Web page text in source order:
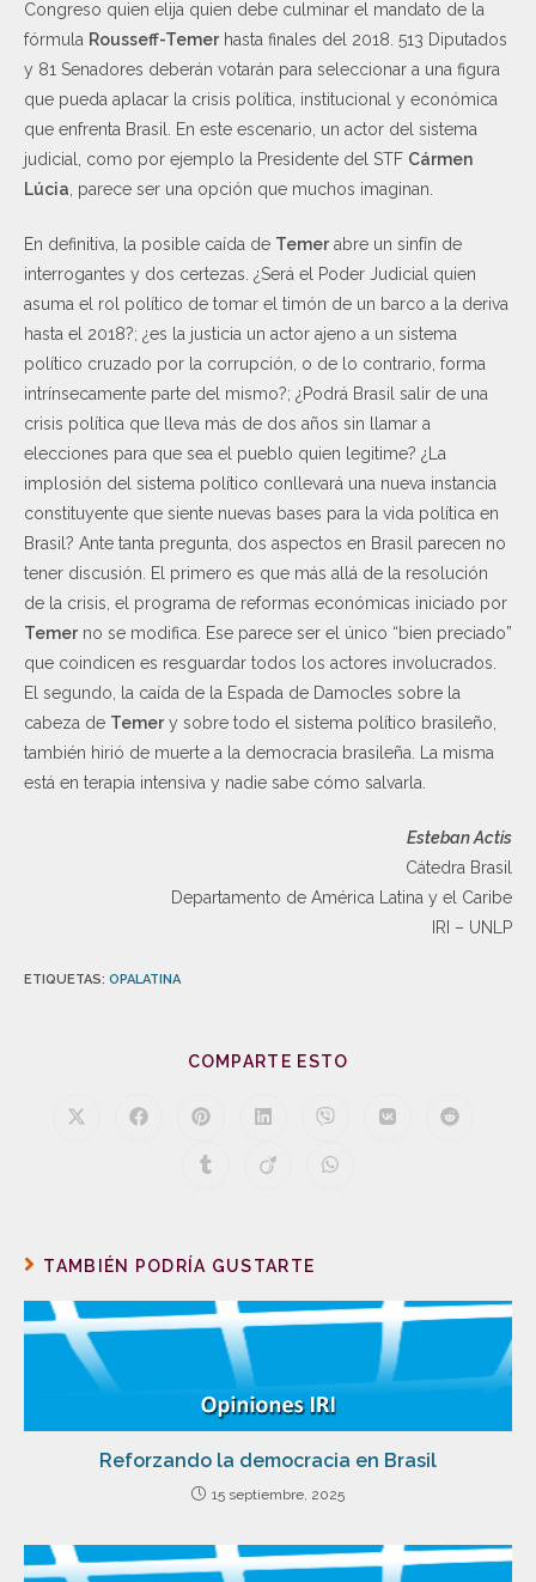
Congreso quien elija quien debe culminar el mandato de la
fórmula Rousseff-Temerhasta finales del 2018. 513 Diputados
y 81 Senadores deberán votarán para seleccionar a una figura
que pueda aplacar la crisis política, institucional y económica
que enfrenta Brasil. En este escenario, un actor del sistema
judicial, como por ejemplo la Presidente del STF Cármen
Lúcia , parece ser una opción que muchos imaginan.
En definitiva, la posible caída de Temerabre un sinfín de
interrogantes y dos certezas. ¿Será el Poder Judicial quien
asuma el rol político de tomar el timón de un barco a la deriva
hasta el 2018?; ¿es la justicia un actor ajeno a un sistema
político cruzado por la corrupción, o de lo contrario, forma
intrínsecamente parte del mismo?; ¿Podrá Brasil salir de una
crisis política que lleva más de dos años sin llamar a
elecciones para que sea el pueblo quien legitime? ¿La
implosión del sistema político conllevará una nueva instancia
constituyente que siente nuevas bases para la vida política en
Brasil? Ante tanta pregunta, dos aspectos en Brasil parecen no
tener discusión. El primero es que más allá de la resolución
de la crisis, el programa de reformas económicas iniciado por
Temerno se modifica. Ese parece ser el único “bien preciado”
que coindicen es resguardar todos los actores involucrados.
El segundo, la caída de la Espada de Damocles sobre la
cabeza de Temery sobre todo el sistema político brasileño,
también hirió de muerte a la democracia brasileña. La misma
está en terapia intensiva y nadie sabe cómo salvarla.
Esteban Actis
Cátedra Brasil
Departamento de América Latina y el Caribe
IRI – UNLP
ETIQUETAS: OPALATINA
COMPARTE ESTO
TAMBIÉN PODRÍA GUSTARTE
Reforzando la democracia en Brasil
15 septiembre, 2025